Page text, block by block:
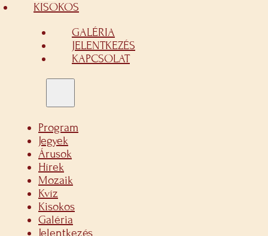
KISOKOS
GALÉRIA
JELENTKEZÉS
KAPCSOLAT
Program
Jegyek
Árusok
Hírek
Mozaik
Kvíz
Kisokos
Galéria
Jelentkezés